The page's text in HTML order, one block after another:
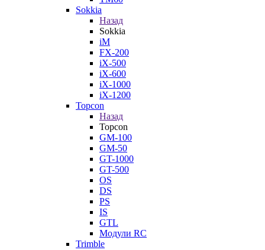
Sokkia
Назад
Sokkia
iM
FX-200
iX-500
iX-600
iX-1000
iX-1200
Topcon
Назад
Topcon
GM-100
GM-50
GT-1000
GT-500
OS
DS
PS
IS
GTL
Модули RC
Trimble